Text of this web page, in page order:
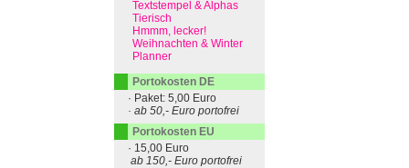
Textstempel & Alphas
Tierisch
Hmmm, lecker!
Weihnachten & Winter
Planner
Portokosten DE
· Paket: 5,00 Euro
· ab 50,- Euro portofrei
Portokosten EU
· 15,00 Euro
ab 150,- Euro portofrei